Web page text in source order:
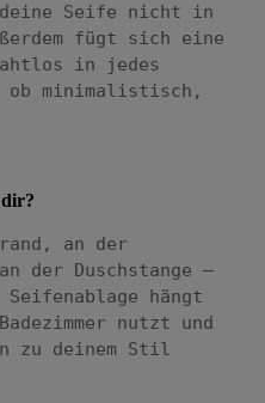
deine Seife nicht in
fügt sich eine
in jedes
ob minimalistisch,
dir?
an der
der Duschstange –
hängt
nutzt und
zu deinem Stil